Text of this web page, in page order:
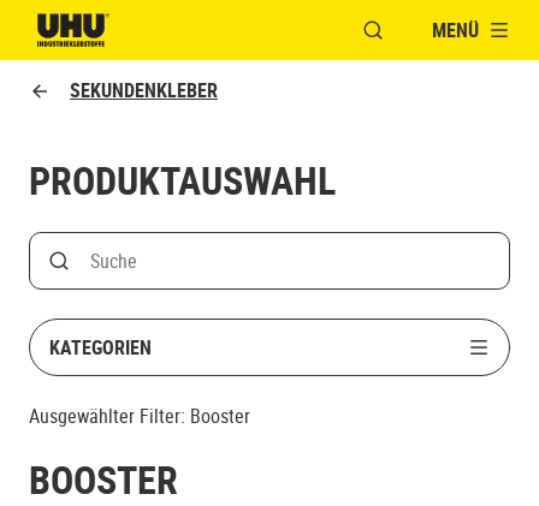
FENSTER FÜR DIE
MENÜ
SEKUNDENKLEBER
PRODUKTAUSWAHL
Search
Suche nach Produktname
KATEGORIEN
Ausgewählter Filter: Booster
BOOSTER